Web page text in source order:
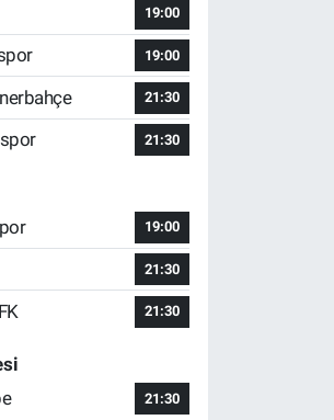
19:00
19:00
21:30
21:30
19:00
21:30
21:30
21:30